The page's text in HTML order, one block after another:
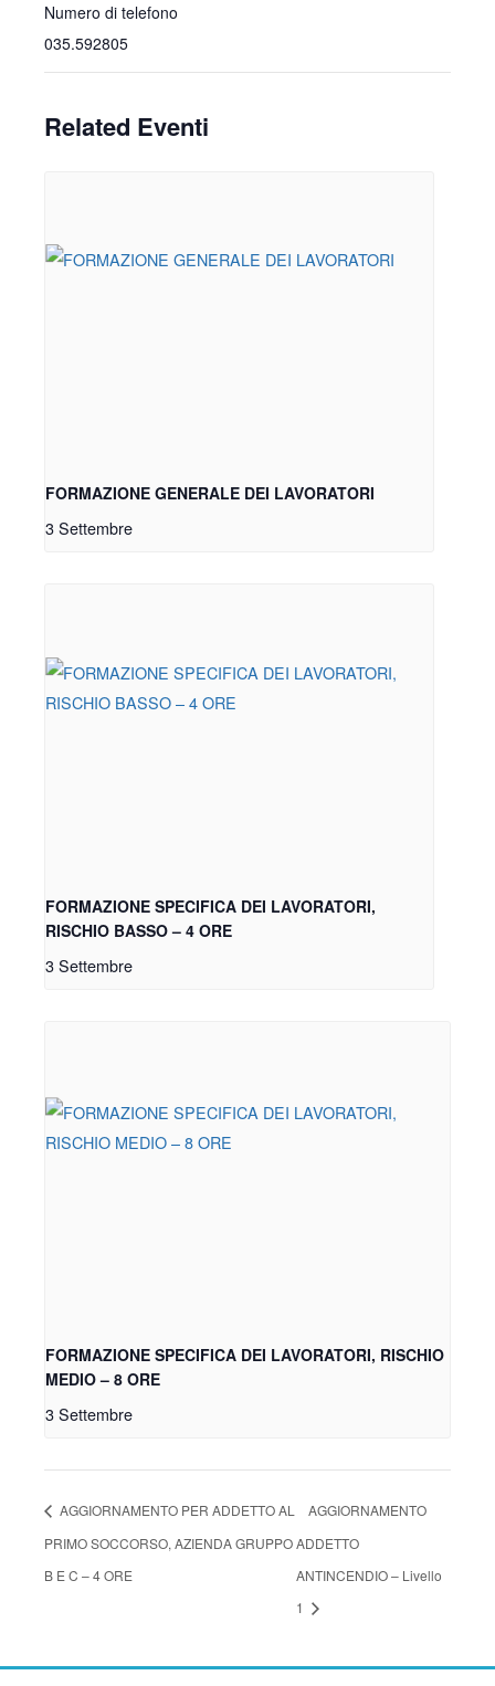
Numero di telefono
035.592805
Related Eventi
FORMAZIONE GENERALE DEI LAVORATORI
3 Settembre
FORMAZIONE SPECIFICA DEI LAVORATORI,
RISCHIO BASSO – 4 ORE
3 Settembre
FORMAZIONE SPECIFICA DEI LAVORATORI, RISCHIO
MEDIO – 8 ORE
3 Settembre
AGGIORNAMENTO PER ADDETTO AL
PRIMO SOCCORSO, AZIENDA GRUPPO
B E C – 4 ORE
AGGIORNAMENTO
ADDETTO
ANTINCENDIO – Livello
1